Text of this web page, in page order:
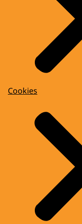
Cookies